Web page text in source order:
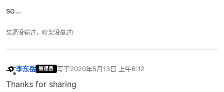
so...
装逼没输过，吵架没赢过!
李东岳 管理员 写于2020年5月13日 上午6:12
最后由 编辑
Thanks for sharing